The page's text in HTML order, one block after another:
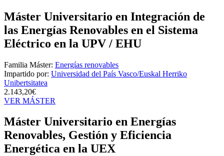
Máster Universitario en Integración de
las Energías Renovables en el Sistema
Eléctrico en la UPV / EHU
Familia Máster: Energías renovables
Impartido por: Universidad del País Vasco/Euskal Herriko
Unibertsitatea
2.143,20€
VER MÁSTER
Máster Universitario en Energías
Renovables, Gestión y Eficiencia
Energética en la UEX